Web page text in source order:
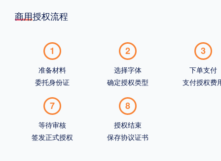
商用授权流程
1
准备材料
委托身份证
2
选择字体
确定授权类型
3
下单支付
支付授权费
7
等待审核
签发正式授权
8
授权结束
保存协议证书